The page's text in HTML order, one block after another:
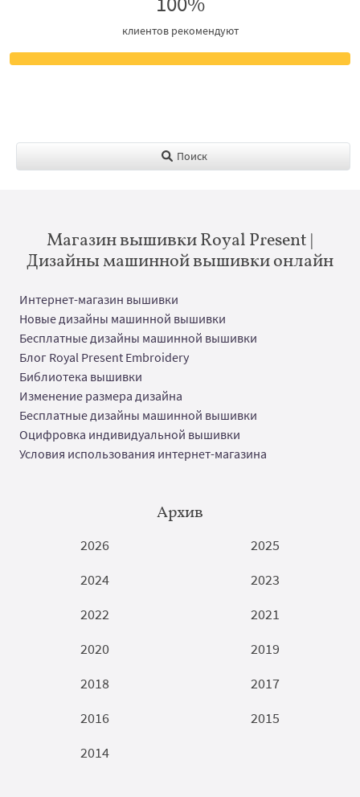
клиентов рекомендуют
Поиск
Магазин вышивки Royal Present |
Дизайны машинной вышивки онлайн
Интернет-магазин вышивки
Новые дизайны машинной вышивки
Бесплатные дизайны машинной вышивки
Блог Royal Present Embroidery
Библиотека вышивки
Изменение размера дизайна
Бесплатные дизайны машинной вышивки
Оцифровка индивидуальной вышивки
Условия использования интернет-магазина
Архив
2026
2025
2024
2023
2022
2021
2020
2019
2018
2017
2016
2015
2014